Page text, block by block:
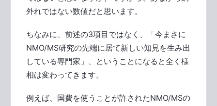
外れではない数値だと思います。
ちなみに、前述の3項目ではなく、「今まさに
NMO/MS研究の先端に居て新しい知見を生み出
している専門家」、ということになると全く様
相は変わってきます。
例えば、国費を使うことが許されたNMO/MSの